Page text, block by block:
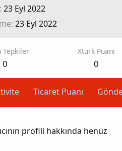
23 Eyl 2022
23 Eyl 2022
Tepkiler
0
Xturk Puanı
0
Ticaret Puanı
profili hakkında henüz